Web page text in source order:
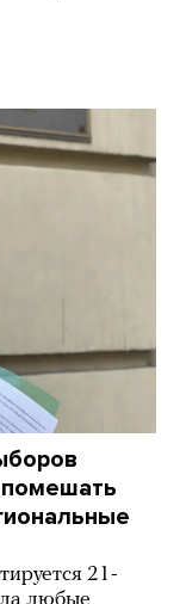
21-